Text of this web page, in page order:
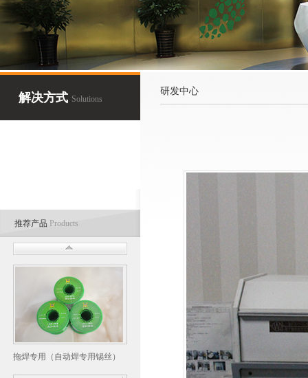
解决方式 Solutions
推荐产品 Products
拖焊专用（自动焊专用锡丝）
研发中心